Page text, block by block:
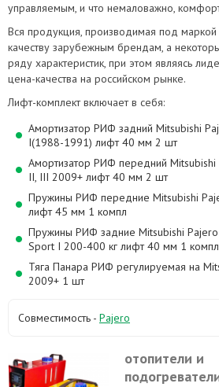
управляемым, и что немаловажно,
Вся продукция, производимая под
качеству зарубежным брендам, а
ряду характеристик, при этом являясь
цена-качества на российском рынке.
Лифт-комплект включает в себя:
Амортизатор РИФ задний Mitsubishi
I(1988-1991) лифт 40 мм 2 шт
Амортизатор РИФ передний
II, III 2009+ лифт 40 мм 2 шт
Пружины РИФ передние Mitsubishi
лифт 45 мм 1 компл
Пружины РИФ задние Mitsubishi
Sport I 200-400 кг лифт 40 мм 1 компл
Тяга Панара РИФ регулируемая на
2009+ 1 шт
Совместимость - Pajero
отопители и